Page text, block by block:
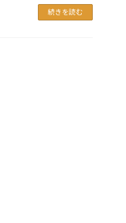
続きを読む